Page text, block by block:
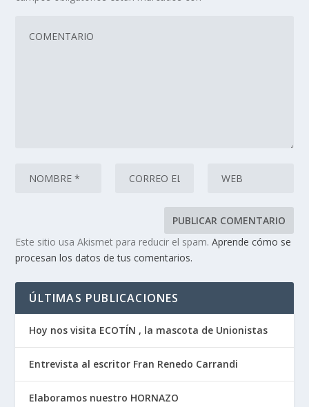
Este sitio usa Akismet para reducir el spam.Aprende cómo se
procesan los datos de tus comentarios.
ÚLTIMAS PUBLICACIONES
Hoy nos visita ECOTÍN , la mascota de Unionistas
Entrevista al escritor Fran Renedo Carrandi
Elaboramos nuestro HORNAZO